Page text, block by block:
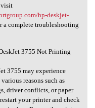
visit
hp-deskjet-
a complete troubleshooting
3755 Not Printing
3755 may experience
reasons such as
driver conflicts, or paper
your printer and check